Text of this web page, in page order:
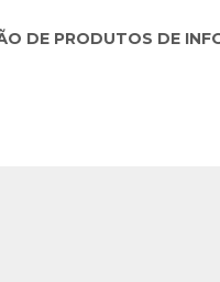
DE PRODUTOS DE